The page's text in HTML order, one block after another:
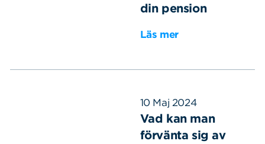
din pension
Läs mer
10 Maj 2024
Vad kan man
förvänta sig av